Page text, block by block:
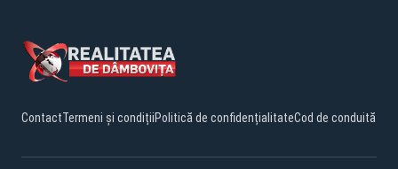
ContactTermeni și condițiiPolitică de confidențialitateCod de conduită